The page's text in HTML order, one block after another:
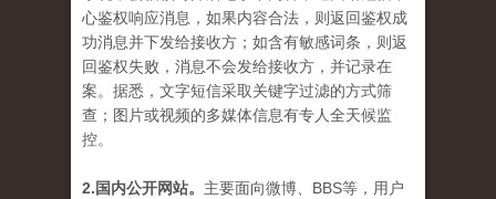
心鉴权响应消息，如果内容合法，则返回鉴权成
功消息并下发给接收方；如含有敏感词条，则返
回鉴权失败，消息不会发给接收方，并记录在
案。据悉，文字短信采取关键字过滤的方式筛
查；图片或视频的多媒体信息有专人全天候监
控。
2.国内公开网站。 主要面向微博、BBS等，用户